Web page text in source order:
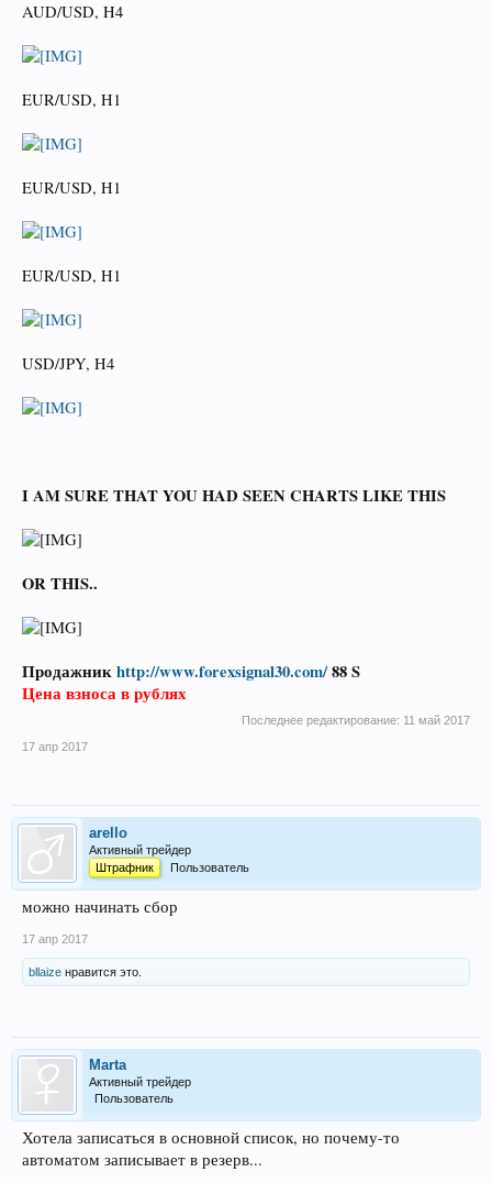
AUD/USD, H4
EUR/USD, H1
EUR/USD, H1
EUR/USD, H1
USD/JPY, H4
I AM SURE THAT YOU HAD SEEN CHARTS LIKE THIS
OR THIS..
Продажникhttp://www.forexsignal30.com/88 S
Цена взноса в рублях
Последнее редактирование: 11 май 2017
17 апр 2017
arello
Активный трейдер
Штрафник
Пользователь
можно начинать сбор
17 апр 2017
bllaize нравится это.
Marta
Активный трейдер
Пользователь
Хотела записаться в основной список, но почему-то
автоматом записывает в резерв...